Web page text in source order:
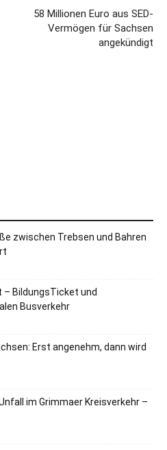
58 Millionen Euro aus SED-
Vermögen für Sachsen
angekündigt
zwischen Trebsen und Bahren
– BildungsTicket und
Busverkehr
Erst angenehm, dann wird
im Grimmaer Kreisverkehr –